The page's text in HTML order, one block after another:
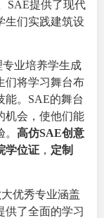
SAE提供了现代
生们实践建筑设
业培养学生成
们将学习舞台布
能。SAE的舞台
机会，使他们能
高仿SAE创意
学位证 ， 定制
大优秀专业涵盖
供了全面的学习